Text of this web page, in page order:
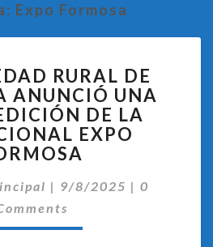
Expo Formosa
SOCIEDAD
RURAL
DE
FORMOSA
ANUNCIÓ
UNA
NUEVA
EDICIÓN
RURAL DE
ANUNCIÓ UNA
DE LA
EXPO
| 9/8/2025 | 0